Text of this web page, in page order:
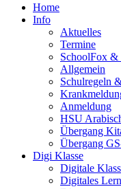
Home
Info
Aktuelles
Termine
SchoolFox
Allgemein
Schulregeln
Anmeldung
HSU
Übergang
Übergang
Digi Klasse
Digitale
Digitales